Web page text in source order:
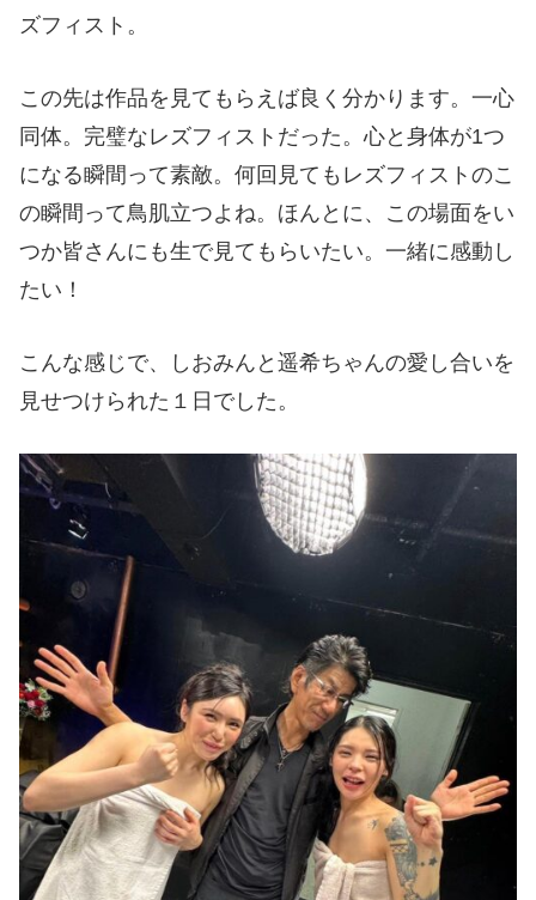
ズフィスト。
この先は作品を見てもらえば良く分かります。一心
同体。完璧なレズフィストだった。心と身体が1つ
になる瞬間って素敵。何回見てもレズフィストのこ
の瞬間って鳥肌立つよね。ほんとに、この場面をい
つか皆さんにも生で見てもらいたい。一緒に感動し
たい！
こんな感じで、しおみんと遥希ちゃんの愛し合いを
見せつけられた１日でした。